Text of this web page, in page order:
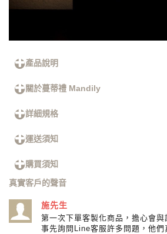
產品說明
關於蔓蒂禮 Mandily
詳細規格
運送須知
購買須知
真實客戶的聲音
施先生
第一次下單客製化商品，擔心會
事先詢問Line客服許多問題，他們